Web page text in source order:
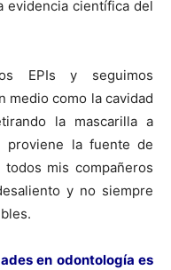
evidencia científica del
EPIs y seguimos
medio como la cavidad
la mascarilla a
proviene la fuente de
mis compañeros
y no siempre
en odontología es